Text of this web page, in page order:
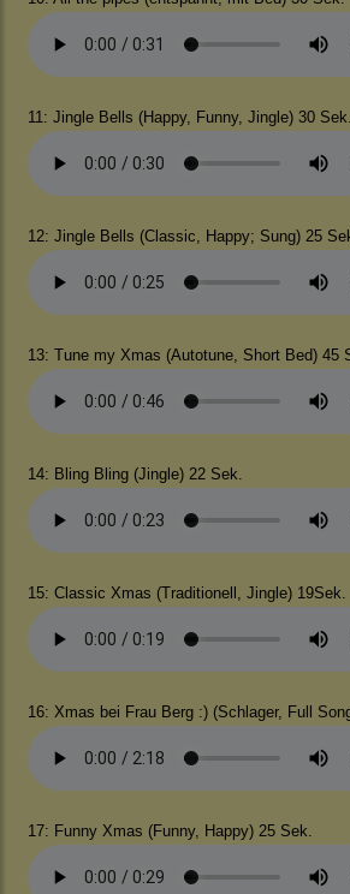
11: Jingle Bells (Happy, Funny, Jingle) 30 Sek.
12: Jingle Bells (Classic, Happy; Sung) 25
13: Tune my Xmas (Autotune, Short Bed) 45
14: Bling Bling (Jingle) 22 Sek.
15: Classic Xmas (Traditionell, Jingle) 19Sek.
16: Xmas bei Frau Berg :) (Schlager, Full
17: Funny Xmas (Funny, Happy) 25 Sek.